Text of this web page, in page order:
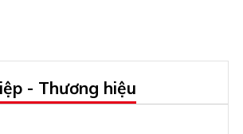
- Thương hiệu